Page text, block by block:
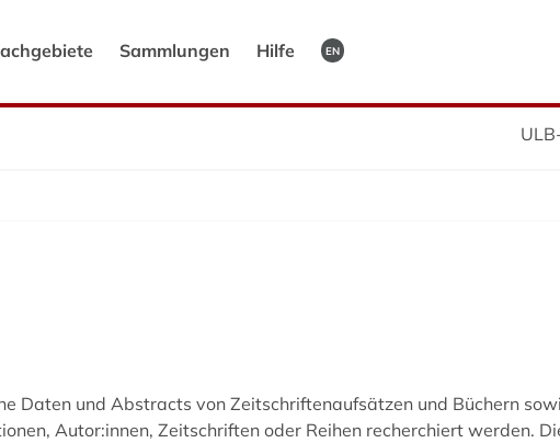
Sammlungen Hilfe EN
Daten und Abstracts von Zeitschriftenaufsätzen und Büchern
Autor:innen, Zeitschriften oder Reihen recherchiert werden.